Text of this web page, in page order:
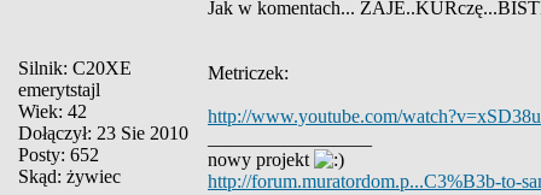
Silnik: C20XE
emerytstajl
Wiek: 42
Dołączył: 23 Sie 2010
Posty: 652
Skąd: żywiec
Jak w komentach...
Metriczek:
http://www.youtube.com/
nowy projekt
http://forum.muratordom.p...C3%B3b-to-